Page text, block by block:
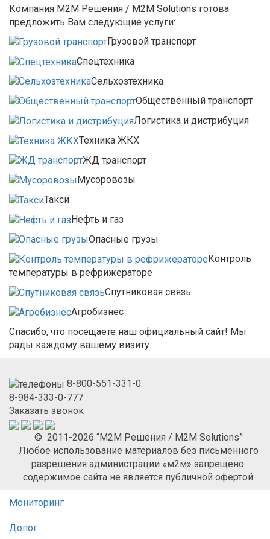
Компания М2М Решения / M2M Solutions готова
предложить Вам следующие услуги:
Грузовой транспорт
Спецтехника
Сельхозтехника
Общественный транспорт
Логистика и дистрибуция
Техника ЖКХ
ЖД транспорт
Мусоровозы
Такси
Нефть и газ
Опасные грузы
Контроль
температуры в рефрижераторе
Спутниковая связь
Агробизнес
Спасибо, что посещаете наш официальный сайт! Мы
рады каждому вашему визиту.
8-800-551-331-0
8-984-333-0-777
Заказать звонок
© 2011-2026 “М2М Решения / M2M Solutions”
Любое использование материалов без письменного
разрешения администрации «м2м» запрещено.
содержимое сайта не является публичной офертой.
Мониторинг
Допог